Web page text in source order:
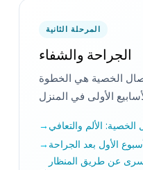
المرحلة الثانية
الجراحة والشفاء
الخصية هي الخطوة
الخصية: الألم والتعافي
الأول بعد الجراحة
عن طريق المنظار